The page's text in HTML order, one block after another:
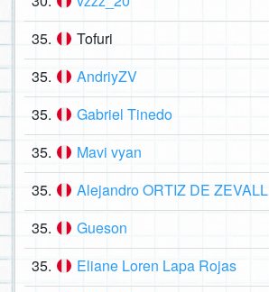
35. Tofuri
35. AndriyZV
35. Gabriel Tinedo
35. Mavi vyan
35. Alejandro ORTIZ DE ZEVALL
35. Gueson
35. Eliane Loren Lapa Rojas